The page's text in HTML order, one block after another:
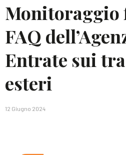
Monitoraggio
FAQ
Entrate sui
esteri
12 Giugno 2024